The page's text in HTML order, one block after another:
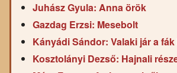
Juhász Gyula: Anna örök
Gazdag Erzsi: Mesebolt
Kányádi Sándor: Valaki jár a
Kosztolányi Dezső: Hajnali